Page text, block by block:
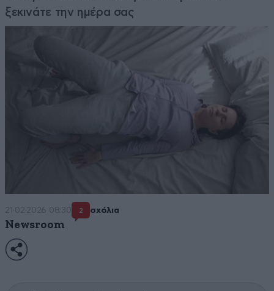
ξεκινάτε την ημέρα σας
21·02·2026 08:30 2 σχόλια
Newsroom